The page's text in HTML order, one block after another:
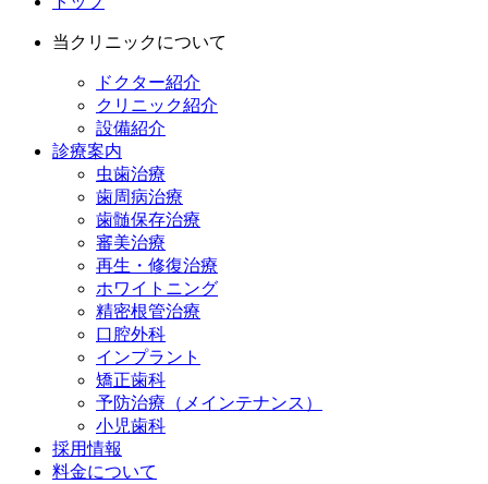
当クリニックについて
ドクター紹介
クリニック紹介
設備紹介
診療案内
虫歯治療
歯周病治療
歯髄保存治療
審美治療
再生・修復治療
ホワイトニング
精密根管治療
口腔外科
インプラント
矯正歯科
予防治療（メインテナンス）
小児歯科
採用情報
料金について